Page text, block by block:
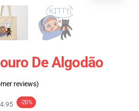
De Algodão
reviews)
-20%